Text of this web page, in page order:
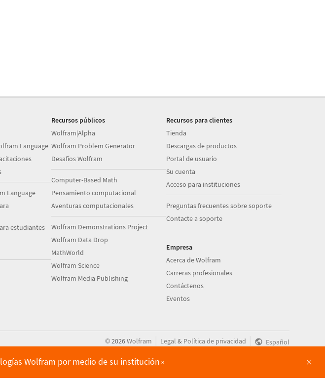
Language
Language
estudiantes
Recursos públicos
Wolfram|Alpha
Wolfram Problem Generator
Desafíos Wolfram
Computer-Based Math
Pensamiento computacional
Aventuras computacionales
Wolfram Demonstrations Project
Wolfram Data Drop
MathWorld
Wolfram Science
Wolfram Media Publishing
Recursos para clientes
Tienda
Descargas de productos
Portal de usuario
Su cuenta
Acceso para instituciones
Preguntas frecuentes sobre soporte
Contacte a soporte
Empresa
Acerca de Wolfram
Carreras profesionales
Contáctenos
Eventos
©2026Wolfram Legal & Política de privacidad Español
Wolfram por medio de su institución ×